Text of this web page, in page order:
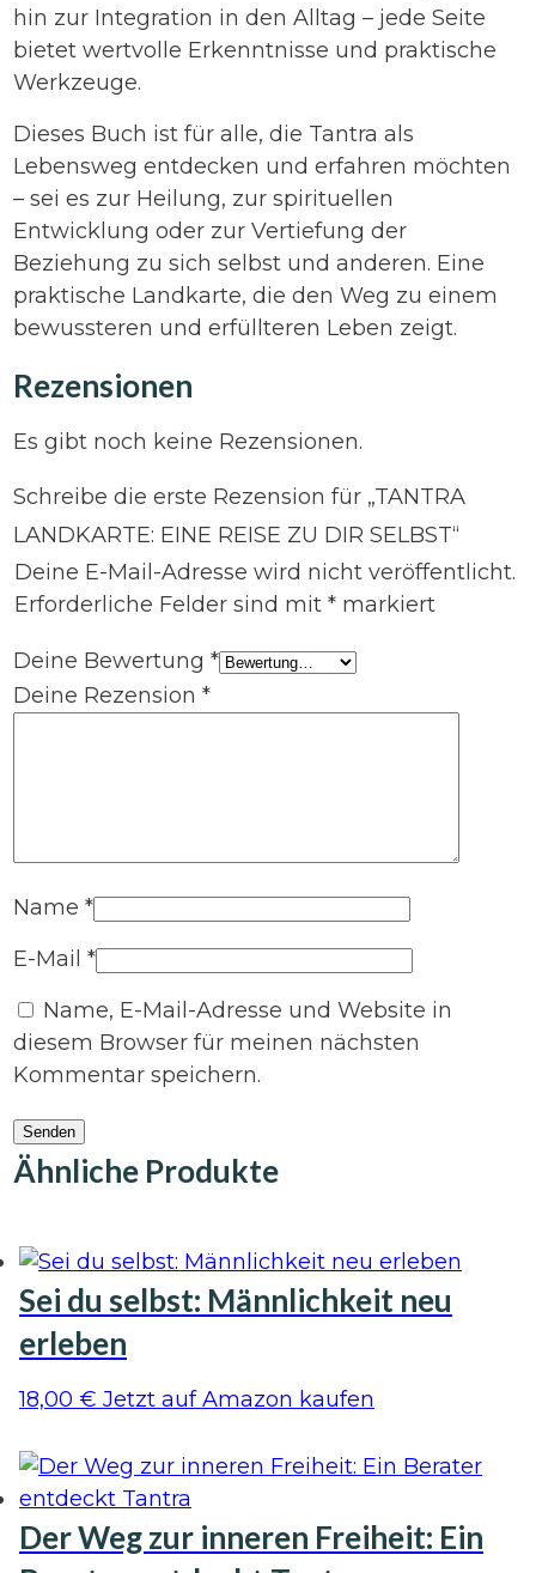
hin zur Integration in den Alltag – jede Seite
bietet wertvolle Erkenntnisse und praktische
Werkzeuge.
Dieses Buch ist für alle, die Tantra als
Lebensweg entdecken und erfahren möchten
– sei es zur Heilung, zur spirituellen
Entwicklung oder zur Vertiefung der
Beziehung zu sich selbst und anderen. Eine
praktische Landkarte, die den Weg zu einem
bewussteren und erfüllteren Leben zeigt.
Rezensionen
Es gibt noch keine Rezensionen.
Schreibe die erste Rezension für „TANTRA
LANDKARTE: EINE REISE ZU DIR SELBST“
Deine E-Mail-Adresse wird nicht veröffentlicht.
Erforderliche Felder sind mit * markiert
Deine Bewertung *
Deine Rezension *
Name *
E-Mail *
Name, E-Mail-Adresse und Website in
diesem Browser für meinen nächsten
Kommentar speichern.
Senden
Ähnliche Produkte
Sei du selbst: Männlichkeit neu
erleben
18,00 € Jetzt auf Amazon kaufen
Der Weg zur inneren Freiheit: Ein